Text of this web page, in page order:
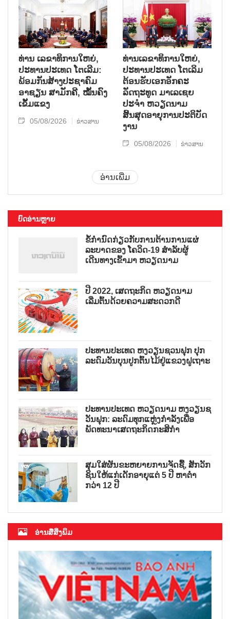
ທ່ານ ເລຂາທິການໃຫຍ່,
ປະທານປະເທດ ໂຕເລີມ:
ພ້ອມກັນສ້າງປະຊາຄົມ
ອາຊຽນ ສາມັກຄີ, ໝັ້ນຄົງ
ເຂັ້ມແຂງ
05/08/2026 ຂ່າວສານ
ທ່ານເລຂາທິການໃຫຍ່,
ປະທານປະເທດ ໂຕເລິມ
ຕ້ອນຮັບເອກອັກຄະ
ລັດຖະທູດ ມາເລເຊຍ
ປະຈຳ ຫວຽດນາມ
ສິ້ນສຸດອາຍຸການປະຕິບັດ
ງານ
05/08/2026 ຂ່າວສານ
ອ່ານເພີ່ມ
ບົດອ່ານຫຼາຍ
ຂໍ້ກຳນົດກ່ຽວກັບການຕ້ານການແຜ່
ລະບາດຂອງ ໂຄວິດ-19 ສຳລັບຜູ້
ເດີນທາງເຂົ້າມາ ຫວຽດນາມ
ປີ 2022, ເສດຖະກິດ ຫວຽດນາມ
ເລີ່ມຕົ້ນດ້ວຍຄວາມສະດວກດີ
ປະທານປະເທດ ຫງວຽນຊວນຟຸກ ປຸກ
ລະດົມວັນບຸນປູກຕົ້ນໄມ້ຢູ່ແຂວງຝູເຖາະ
ປະທານປະເທດ ຫວຽດນາມ ຫງວຽນຊ
ວັນຟຸກ: ລະດົມທຸກແຫຼ່ງກຳລັງເພື່ອ
ພັດທະນາເສດຖະກິດກະສິກຳ
ສຸມໃສ່ຜັນຂະຫຍາຍການຈັດຊື້, ສັກວັກ
ຊິນໃຫ້ແກ່ເດັກອາຍຸແຕ່ 5 ປີ ຫາຕ່ຳ
ກວ່າ 12 ປີ
ອ່ານສື່ສິ່ງພິມ